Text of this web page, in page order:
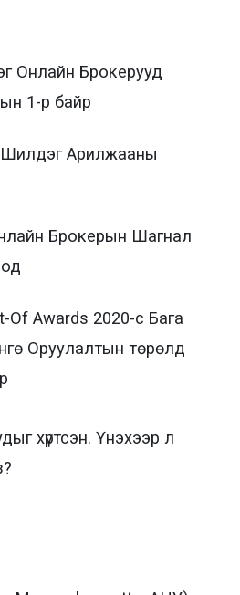
Онлайн Брокерууд
1-р байр
Шилдэг Арилжааны
Брокерын Шагнал
Of Awards 2020-с Бага
Оруулалтын төрөлд
хүртсэн. Үнэхээр л